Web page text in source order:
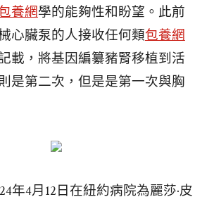
養網學的能夠性和盼望。此前
心臟泵的人接收任何類包養網
載，將基因編纂豬腎移植到活
是第二次，但是是第一次與胸
年4月12日在紐約病院為麗莎·皮